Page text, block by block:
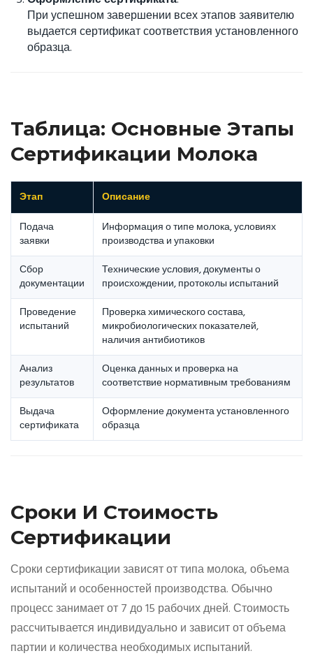
При успешном завершении всех этапов заявителю
выдается сертификат соответствия установленного
образца.
Таблица: Основные Этапы
Сертификации Молока
Этап
Описание
Подача
заявки
Информация о типе молока, условиях
производства и упаковки
Сбор
документации
Технические условия, документы о
происхождении, протоколы испытаний
Проведение
испытаний
Проверка химического состава,
микробиологических показателей,
наличия антибиотиков
Анализ
результатов
Оценка данных и проверка на
соответствие нормативным требованиям
Выдача
сертификата
Оформление документа установленного
образца
Сроки И Стоимость
Сертификации
Сроки сертификации зависят от типа молока, объема
испытаний и особенностей производства. Обычно
процесс занимает от 7 до 15 рабочих дней. Стоимость
рассчитывается индивидуально и зависит от объема
партии и количества необходимых испытаний.